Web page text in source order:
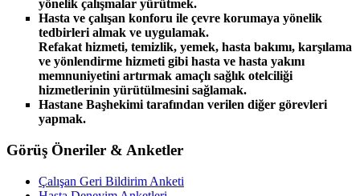
yönelik çalışmalar yürütmek.
Hasta ve çalışan konforu ile çevre korumaya yönelik
tedbirleri almak ve uygulamak.
Refakat hizmeti, temizlik, yemek, hasta bakımı, karşılama
ve yönlendirme hizmeti gibi hasta ve hasta yakını
memnuniyetini artırmak amaçlı sağlık otelciliği
hizmetlerinin yürütülmesini sağlamak.
Hastane Başhekimi tarafından verilen diğer görevleri
yapmak.
Görüş Öneriler & Anketler
Çalışan Geri Bildirim Anketi